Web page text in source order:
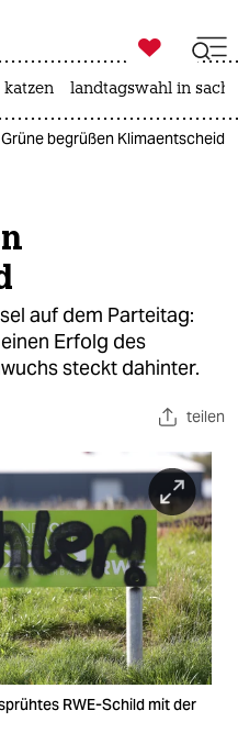

taz zahl ich
katzen landtagswahl in
begrüßen Klimaentscheid
auf dem Parteitag:
Erfolg des
steckt dahinter.
teilen
RWE-Schild mit der